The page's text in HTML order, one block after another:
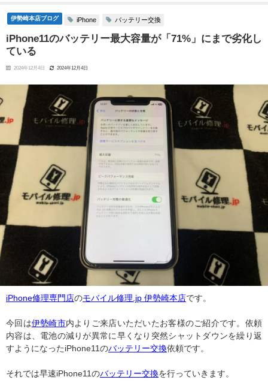
伊勢崎本店ブログ iPhone バッテリー交換
iPhone11のバッテリー最大容量が「71%」にまで劣化し
ている
2024年12月4日 2024年12月4日
iPhone修理専門店のモバイル修理.jp 伊勢崎本店です。
今回は伊勢崎市内よりご来店いただいたお客様のご紹介です。依頼
内容は、電池の減りが異常に早くなり突然シャットダウンを繰り返
すようになったiPhone11のバッテリー交換依頼です。
それでは早速iPhone11のバッテリー交換を行っていきます。